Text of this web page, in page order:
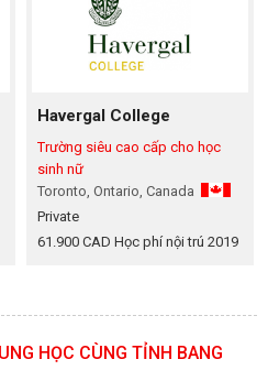
Havergal College
Trường siêu cao cấp cho học
sinh nữ
Toronto, Ontario, Canada
Private
61.900 CAD Học phí nội trú 2019
HỌC CÙNG TỈNH BANG